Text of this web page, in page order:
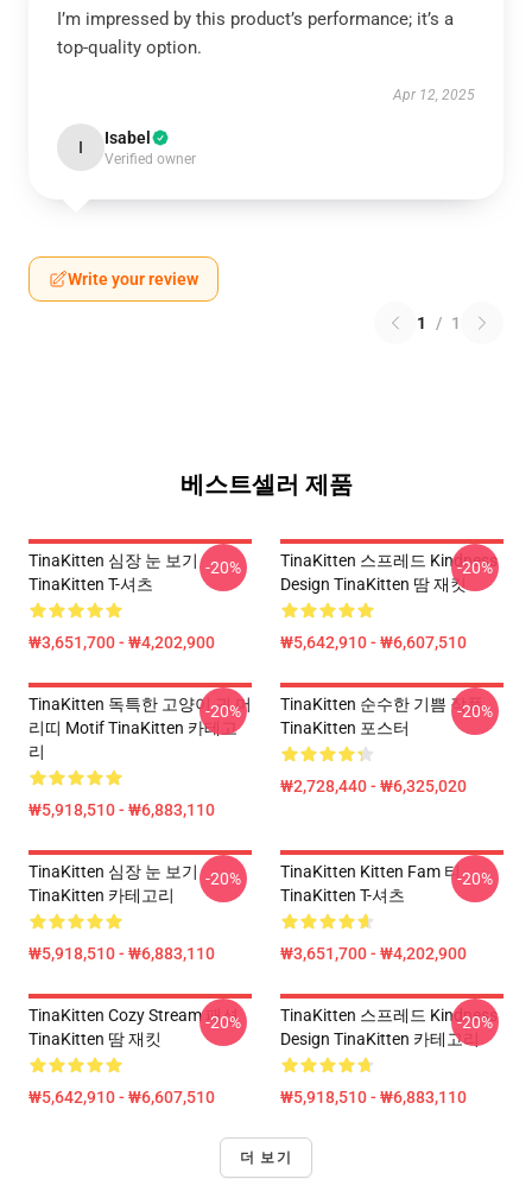
I’m impressed by this product’s performance; it’s a
top-quality option.
Apr 12, 2025
I Isabel
Verified owner
Write your review
1 / 1
베스트셀러 제품
TinaKitten 심장 눈 보기
TinaKitten T-셔츠
₩3,651,700 - ₩4,202,900
-20%
TinaKitten 스프레드 Kindness
Design TinaKitten 땀 재킷
₩5,642,910 - ₩6,607,510
-20%
TinaKitten 독특한 고양이 귀 머
리띠 Motif TinaKitten 카테고
리
₩5,918,510 - ₩6,883,110
-20%
TinaKitten 순수한 기쁨 작풍
TinaKitten 포스터
₩2,728,440 - ₩6,325,020
-20%
TinaKitten 심장 눈 보기
TinaKitten 카테고리
₩5,918,510 - ₩6,883,110
-20%
TinaKitten Kitten Fam 티
TinaKitten T-셔츠
₩3,651,700 - ₩4,202,900
-20%
TinaKitten Cozy Stream 패션
TinaKitten 땀 재킷
₩5,642,910 - ₩6,607,510
-20%
TinaKitten 스프레드 Kindness
Design TinaKitten 카테고리
₩5,918,510 - ₩6,883,110
-20%
더 보기